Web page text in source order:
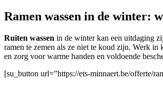
Ramen wassen in de winter:
Ruiten wassen in de winter kan een uitdaging
ramen te zemen als ze niet te koud zijn. Werk
en zorg voor warme handen en voldoende
[su_button url=”https://ets-minnaert.be/offerte/